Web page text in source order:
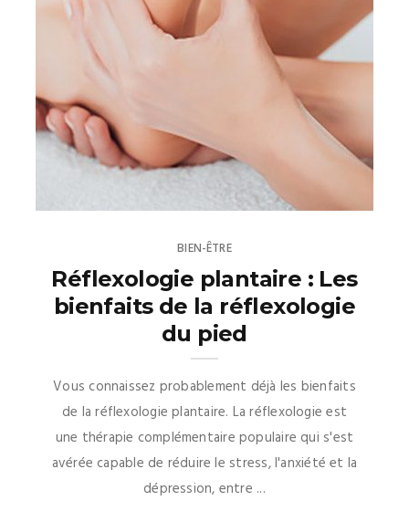
BIEN-ÊTRE
Réflexologie plantaire : Les
bienfaits de la réflexologie
du pied
Vous connaissez probablement déjà les bienfaits
de la réflexologie plantaire. La réflexologie est
une thérapie complémentaire populaire qui s'est
avérée capable de réduire le stress, l'anxiété et la
dépression, entre ...